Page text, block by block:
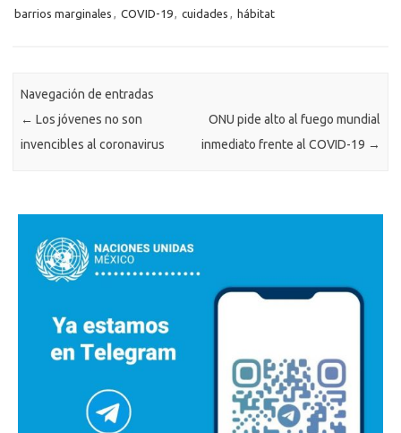
barrios marginales , COVID-19, cuidades , hábitat
Navegación de entradas
← Los jóvenes no son
invencibles al coronavirus
ONU pide alto al fuego mundial
inmediato frente al COVID-19 →